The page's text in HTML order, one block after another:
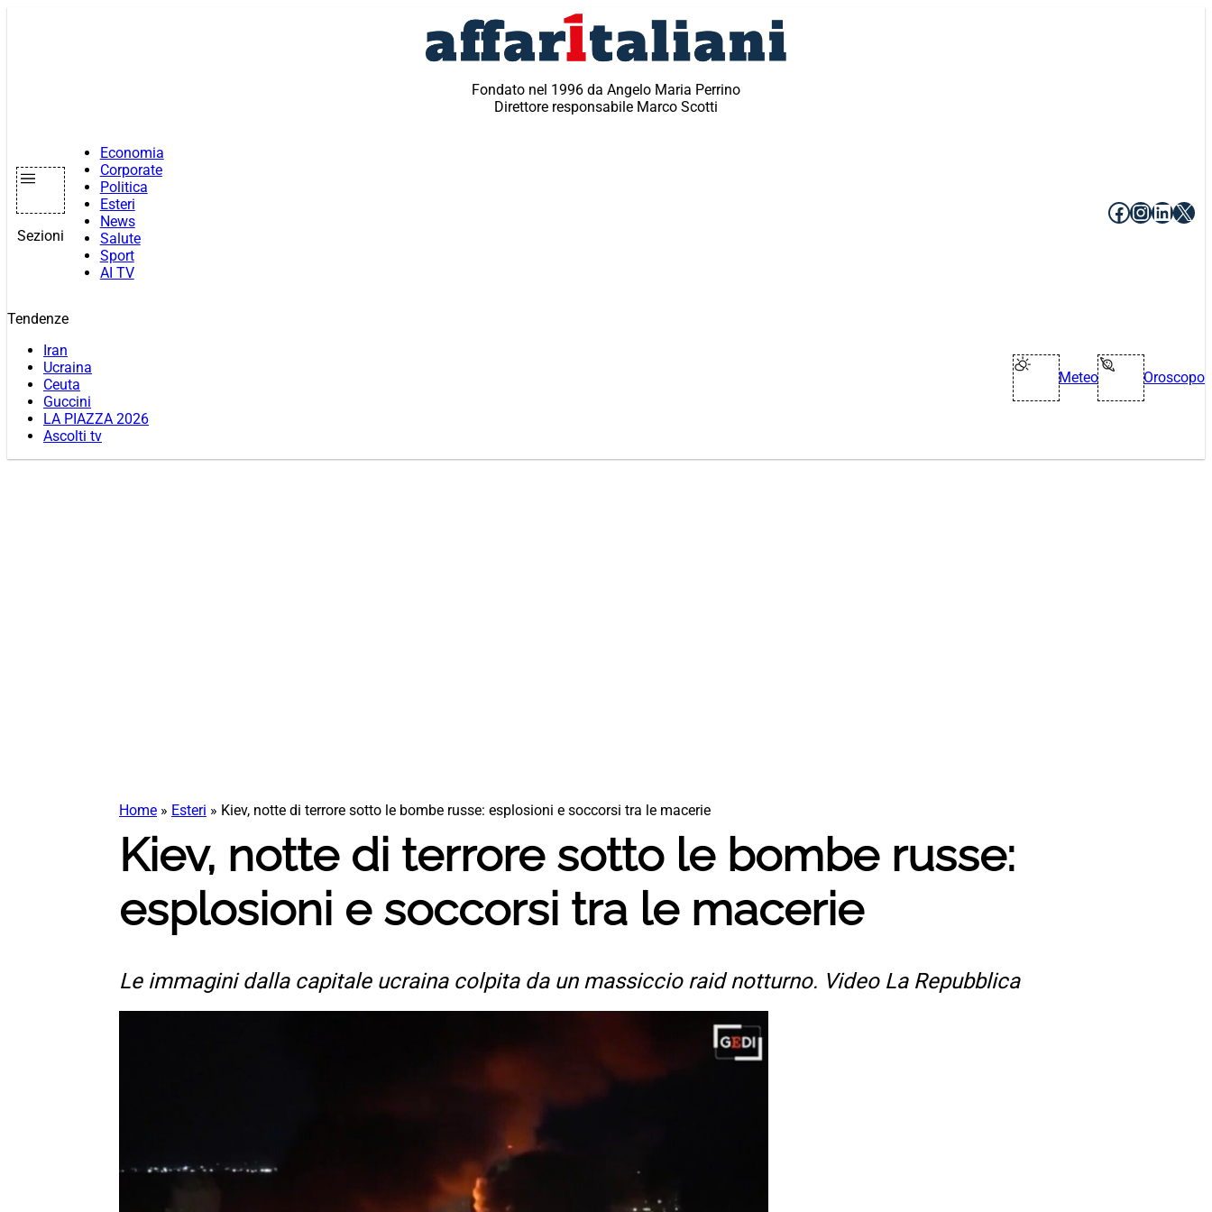
Fondato nel 1996 da Angelo Maria Perrino
Direttore responsabile Marco Scotti
Sezioni
Economia
Corporate
Politica
Esteri
News
Salute
Sport
AI TV
Facebook
X
Tendenze
Iran
Ucraina
Ceuta
Guccini
LA PIAZZA 2026
Ascolti tv
Meteo Oroscopo
Home » Esteri » Kiev, notte di terrore sotto le bombe russe: esplosioni e soccorsi tra le macerie
Kiev, notte di terrore sotto le bombe russe:
esplosioni e soccorsi tra le macerie
Le immagini dalla capitale ucraina colpita da un massiccio raid notturno. Video La Repubblica